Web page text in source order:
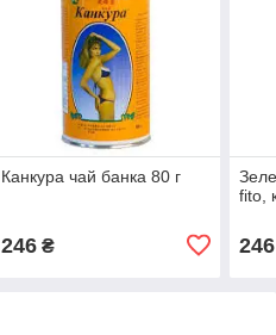
Канкура чай банка 80 г
246₴
fito,
246